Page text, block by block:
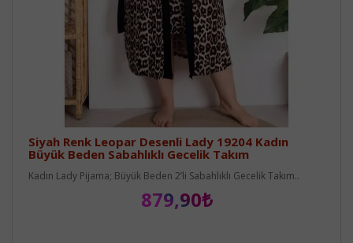
Siyah Renk Leopar Desenli Lady 19204 Kadın
Büyük Beden Sabahlıklı Gecelik Takım
Kadın Lady Pijama; Büyük Beden 2’li Sabahlıklı Gecelik Takım..
879,90₺